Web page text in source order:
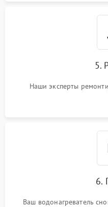
5.
Наши эксперты
6.
Ваш водонагреватель